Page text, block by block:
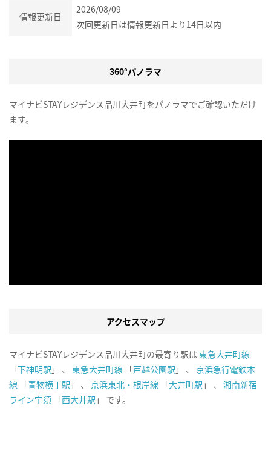
情報更新日
2026/08/09
次回更新日は情報更新日より14日以内
360°パノラマ
マイナビSTAYレジデンス品川大井町をパノラマでご確認いただけ
ます。
アクセスマップ
マイナビSTAYレジデンス品川大井町の最寄り駅は 東急大井町線
「下神明駅 」 、 東急大井町線 「戸越公園駅 」 、 京浜急行電鉄本
線 「青物横丁駅 」 、 京浜東北・根岸線 「大井町駅 」 、 湘南新宿
ライン宇須 「西大井駅 」 です。